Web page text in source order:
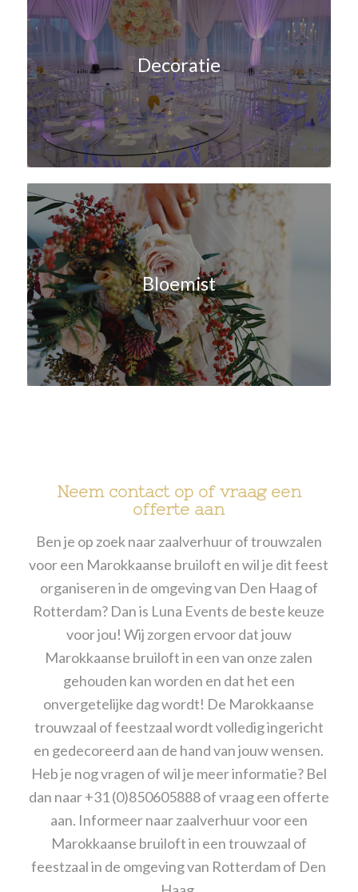
Decoratie
Bloemist
Neem contact op of vraag een
offerte aan
Ben je op zoek naar zaalverhuur of trouwzalen
voor een Marokkaanse bruiloft en wil je ditfeest
organiseren in de omgeving van Den Haag of
Rotterdam? Dan is Luna Events de beste keuze
voor jou! Wij zorgen ervoor dat jouw
Marokkaanse bruiloft in een van onze zalen
gehouden kan worden en dat het een
onvergetelijke dag wordt! De Marokkaanse
trouwzaal of feestzaal wordt volledig ingericht
en gedecoreerd aan de hand van jouw wensen.
Heb je nog vragen of wil je meer informatie? Bel
dan naar+31 (0)850605888of vraag een offerte
aan. Informeer naar zaalverhuur voor een
Marokkaanse bruiloft in een trouwzaal of
feestzaal in de omgeving van Rotterdam of Den